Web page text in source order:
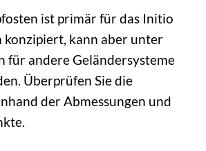
ist primär für das Initio
konzipiert, kann aber unter
für andere Geländersysteme
Überprüfen Sie die
der Abmessungen und